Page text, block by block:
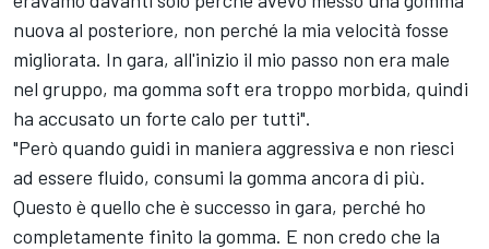
nuova al posteriore, non perché la mia velocità fosse
migliorata. In gara, all'inizio il mio passo non era male
nel gruppo, ma gomma soft era troppo morbida, quindi
ha accusato un forte calo per tutti".
"Però quando guidi in maniera aggressiva e non riesci
ad essere fluido, consumi la gomma ancora di più.
Questo è quello che è successo in gara, perché ho
completamente finito la gomma. E non credo che la